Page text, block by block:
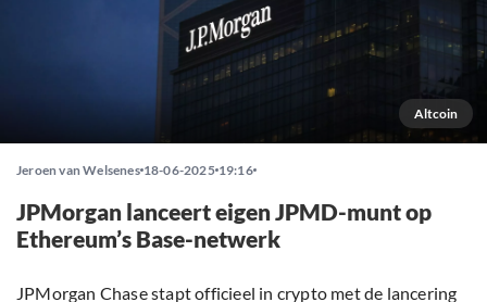
Altcoin
Jeroen van Welsenes 18-06-2025 19:16
JPMorgan lanceert eigen JPMD-munt op
Ethereum’s Base-netwerk
JPMorgan Chase stapt officieel in crypto met de lancering